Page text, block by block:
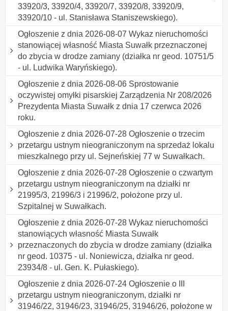
33920/3, 33920/4, 33920/7, 33920/8, 33920/9,
33920/10 - ul. Stanisława Staniszewskiego).
Ogłoszenie z dnia 2026-08-07 Wykaz nieruchomości
stanowiącej własność Miasta Suwałk przeznaczonej
do zbycia w drodze zamiany (działka nr geod. 10751/5
- ul. Ludwika Waryńskiego).
Ogłoszenie z dnia 2026-08-06 Sprostowanie
oczywistej omyłki pisarskiej Zarządzenia Nr 208/2026
Prezydenta Miasta Suwałk z dnia 17 czerwca 2026
roku.
Ogłoszenie z dnia 2026-07-28 Ogłoszenie o trzecim
przetargu ustnym nieograniczonym na sprzedaż lokalu
mieszkalnego przy ul. Sejneńskiej 77 w Suwałkach.
Ogłoszenie z dnia 2026-07-28 Ogłoszenie o czwartym
przetargu ustnym nieograniczonym na działki nr
21995/3, 21996/3 i 21996/2, położone przy ul.
Szpitalnej w Suwałkach.
Ogłoszenie z dnia 2026-07-28 Wykaz nieruchomości
stanowiących własność Miasta Suwałk
przeznaczonych do zbycia w drodze zamiany (działka
nr geod. 10375 - ul. Noniewicza, działka nr geod.
23934/8 - ul. Gen. K. Pułaskiego).
Ogłoszenie z dnia 2026-07-24 Ogłoszenie o III
przetargu ustnym nieograniczonym, działki nr
31946/22, 31946/23, 31946/25, 31946/26, położone w